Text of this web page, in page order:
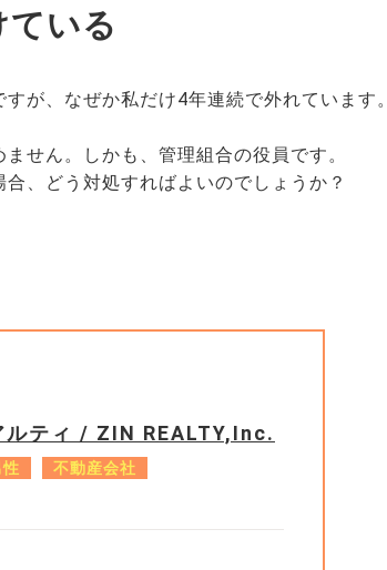
いる
が、なぜか私だけ4年連続で外れています。
せん。しかも、管理組合の役員です。
、どう対処すればよいのでしょうか？
ルティ / ZIN REALTY,Inc.
性 不動産会社